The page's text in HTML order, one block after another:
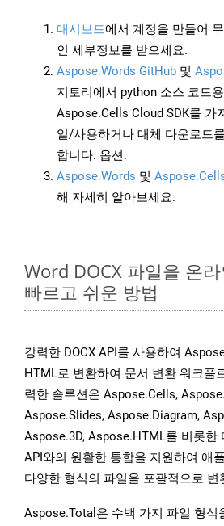
대시보드에서 계정을 만들어
인 세부정보를 받으세요.
Aspose.Words GitHub 및
지토리에서 python 소스 코드
Aspose.Cells Cloud SDK를 가
일/사용하거나 대체 다운로드
합니다. 옵션.
Aspose.Words 및
해 자세히 알아보세요.
Word DOCX 파일을 온
빠르고 쉬운 방법
강력한 DOCX API를 사용하여
HTML로 변환하여 문서 변환 워크플
력한 솔루션은 Aspose.Cells,
Aspose.Slides, Aspose.Diagram,
Aspose.3D, Aspose.HTML를 비롯한
API와의 원활한 통합을 지원하여 애
다양한 형식의 파일을 포괄적으로 변
Aspose.Total은 수백 가지 파일 형식